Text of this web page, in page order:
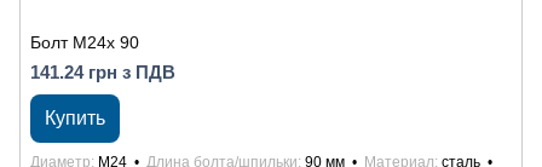
Болт М24x 90
141.24 грн з ПДВ
Купить
Диаметр М24 Длина болта/шпильки 90 мм Материал сталь